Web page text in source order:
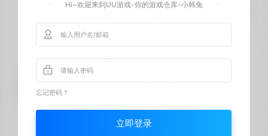
Hi~欢迎来到UU游戏-你的游戏仓库-小韩兔
忘记密码？
立即登录